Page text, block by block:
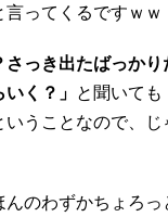
言ってくるですｗｗ
さっき出たばっか
く？」 と聞いても
いうことなので、
のわずかちょろっ